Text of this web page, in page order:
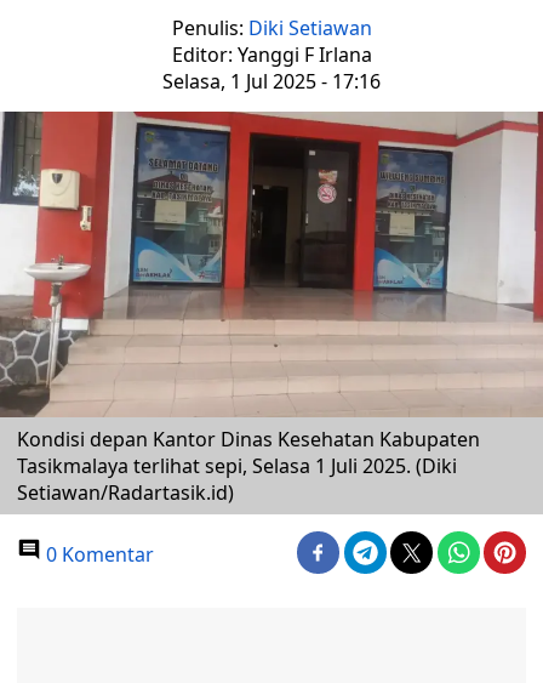
Penulis: Diki Setiawan
Editor: Yanggi F Irlana
Selasa, 1 Jul 2025 - 17:16
Kondisi depan Kantor Dinas Kesehatan Kabupaten
Tasikmalaya terlihat sepi, Selasa 1 Juli 2025. (Diki
Setiawan/Radartasik.id)
0 Komentar